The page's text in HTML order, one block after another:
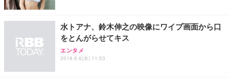
水トアナ、鈴木伸之の映像にワイプ画面から口
をとんがらせてキス
エンタメ
2018.6.6(水) 11:53